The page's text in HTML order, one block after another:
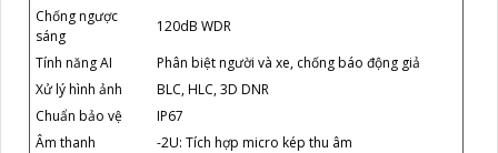
Chống ngược
sáng
120dB WDR
Tính năng AI
Phân biệt người và xe, chống báo động giả
Xử lý hình ảnh
BLC, HLC, 3D DNR
Chuẩn bảo vệ
IP67
Âm thanh
-2U: Tích hợp micro kép thu âm